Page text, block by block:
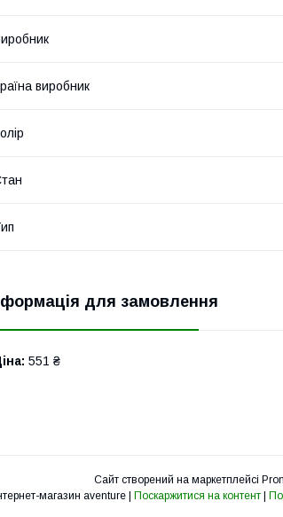
виробник
для замовлення
551 ₴
Сайт створений на маркетплейсі
Інтернет-магазин aventure | Поскаржитися на контент |